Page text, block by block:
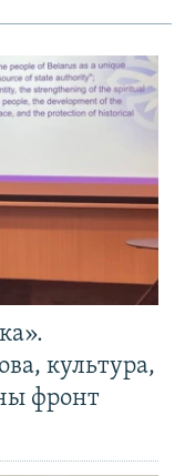
культура,
фронт